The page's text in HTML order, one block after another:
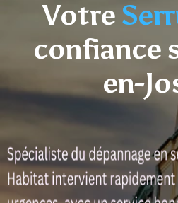
Votre
confiance
en-